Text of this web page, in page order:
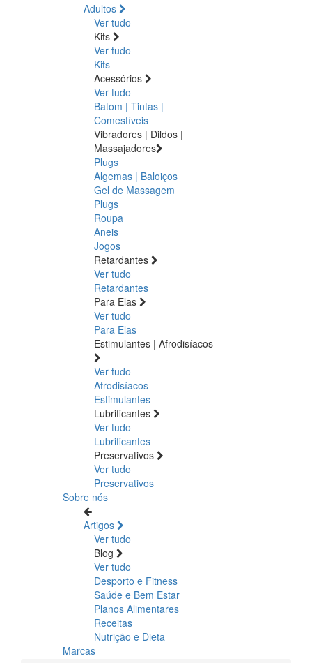
Adultos
Ver tudo
Kits
Ver tudo
Kits
Acessórios
Ver tudo
Batom | Tintas |
Comestíveis
Vibradores | Dildos |
Massajadores
Plugs
Algemas | Baloiços
Gel de Massagem
Plugs
Roupa
Aneis
Jogos
Retardantes
Ver tudo
Retardantes
Para Elas
Ver tudo
Para Elas
Estimulantes | Afrodisíacos
Ver tudo
Afrodisíacos
Estimulantes
Lubrificantes
Ver tudo
Lubrificantes
Preservativos
Ver tudo
Preservativos
Sobre nós
Artigos
Ver tudo
Blog
Ver tudo
Desporto e Fitness
Saúde e Bem Estar
Planos Alimentares
Receitas
Nutrição e Dieta
Marcas